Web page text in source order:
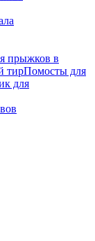
прыжков в
тирПомосты для
для